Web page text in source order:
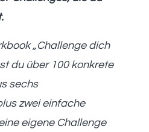
„Challenge dich
du über 100 konkrete
sechs
zwei einfache
eigene Challenge